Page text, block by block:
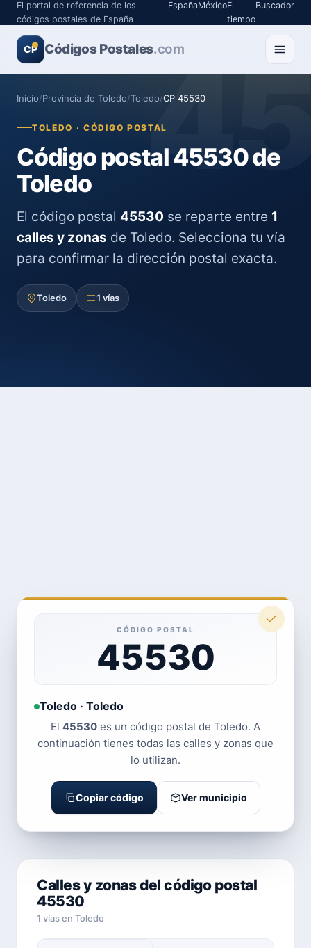
El portal de referencia de los
códigos postales de España
EspañaMéxicoEl
tiempo
Buscador
CP Códigos Postales.com
Inicio/Provincia de Toledo/Toledo/CP 45530
TOLEDO · CÓDIGO POSTAL
Código postal 45530 de
Toledo
El código postal 45530 se reparte entre 1
calles y zonas de Toledo. Selecciona tu vía
para confirmar la dirección postal exacta.
Toledo 1 vías
CÓDIGO POSTAL
45530
Toledo · Toledo
El 45530 es un código postal de Toledo. A
continuación tienes todas las calles y zonas que
lo utilizan.
Copiar código Ver municipio
Calles y zonas del código postal
45530
1 vías en Toledo